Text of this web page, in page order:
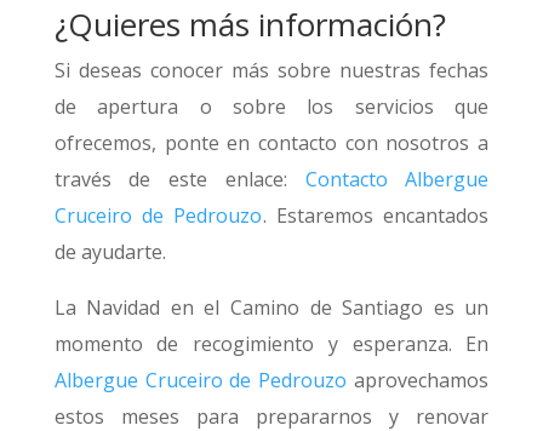
¿Quieres más información?
Si deseas conocer más sobre nuestras fechas
de apertura o sobre los servicios que
ofrecemos, ponte en contacto con nosotros a
través de este enlace: Contacto Albergue
Cruceiro de Pedrouzo. Estaremos encantados
de ayudarte.
La Navidad en el Camino de Santiago es un
momento de recogimiento y esperanza. En
Albergue Cruceiro de Pedrouzo aprovechamos
estos meses para prepararnos y renovar